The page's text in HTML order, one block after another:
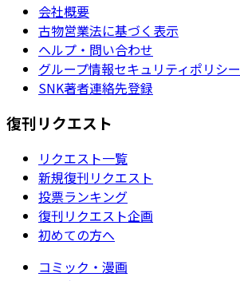
会社概要
古物営業法に基づく表示
ヘルプ・問い合わせ
グループ情報セキュリティポリシー
SNK著者連絡先登録
復刊リクエスト
リクエスト一覧
新規復刊リクエスト
投票ランキング
復刊リクエスト企画
初めての方へ
コミック・漫画